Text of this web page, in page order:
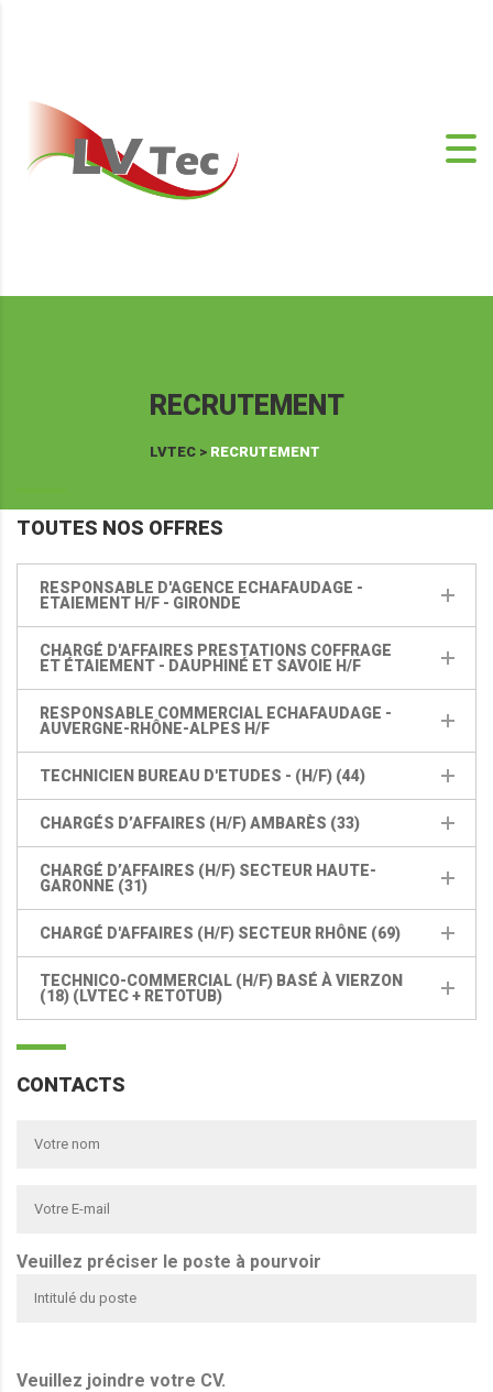
RECRUTEMENT
LVTEC> RECRUTEMENT
TOUTES NOS OFFRES
RESPONSABLE D'AGENCE ECHAFAUDAGE -
ETAIEMENT H/F - GIRONDE
CHARGÉ D'AFFAIRES PRESTATIONS COFFRAGE
ET ÉTAIEMENT - DAUPHINÉ ET SAVOIE H/F
RESPONSABLE COMMERCIAL ECHAFAUDAGE -
AUVERGNE-RHÔNE-ALPES H/F
TECHNICIEN BUREAU D'ETUDES - (H/F) (44)
CHARGÉS D’AFFAIRES (H/F) AMBARÈS (33)
CHARGÉ D’AFFAIRES (H/F) SECTEUR HAUTE-
GARONNE (31)
CHARGÉ D'AFFAIRES (H/F) SECTEUR RHÔNE (69)
TECHNICO-COMMERCIAL (H/F) BASÉ À VIERZON
(18) (LVTEC + RETOTUB)
CONTACTS
Veuillez préciser le poste à pourvoir
Veuillez joindre votre CV.